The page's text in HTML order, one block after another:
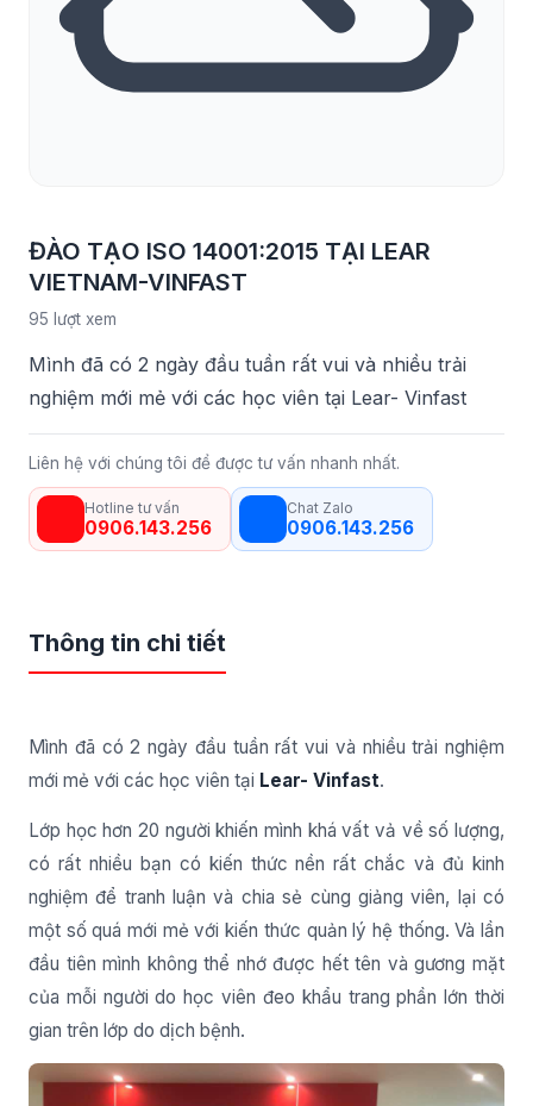
ĐÀO TẠO ISO 14001:2015 TẠI LEAR
VIETNAM-VINFAST
95 lượt xem
Mình đã có 2 ngày đầu tuần rất vui và nhiều trải
nghiệm mới mẻ với các học viên tại Lear- Vinfast
Liên hệ với chúng tôi để được tư vấn nhanh nhất.
Hotline tư vấn
0906.143.256
Chat Zalo
0906.143.256
Thông tin chi tiết
Mình đã có 2 ngày đầu tuần rất vui và nhiều trải nghiệm
mới mẻ với các học viên tại Lear- Vinfast.
Lớp học hơn 20 người khiến mình khá vất vả về số lượng,
có rất nhiều bạn có kiến thức nền rất chắc và đủ kinh
nghiệm để tranh luận và chia sẻ cùng giảng viên, lại có
một số quá mới mẻ với kiến thức quản lý hệ thống. Và lần
đầu tiên mình không thể nhớ được hết tên và gương mặt
của mỗi người do học viên đeo khẩu trang phần lớn thời
gian trên lớp do dịch bệnh.